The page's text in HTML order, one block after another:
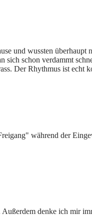
und wussten
sich schon verdammt
Der Rhythmus ist echt
während der
denke ich mir